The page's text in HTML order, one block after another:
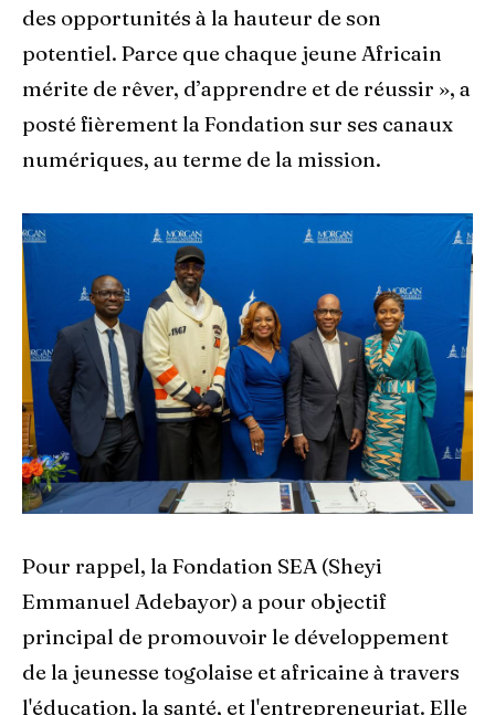
des opportunités à la hauteur de son
potentiel. Parce que chaque jeune Africain
mérite de rêver, d’apprendre et de réussir », a
posté fièrement la Fondation sur ses canaux
numériques, au terme de la mission.
Pour rappel, la Fondation SEA (Sheyi
Emmanuel Adebayor) a pour objectif
principal de promouvoir le développement
de la jeunesse togolaise et africaine à travers
l'éducation, la santé, et l'entrepreneuriat. Elle